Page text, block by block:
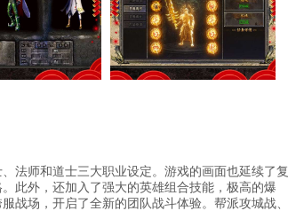
法师和道士三大职业设定。游戏的画面也延续了复
此外，还加入了强大的英雄组合技能，极高的爆
战场，开启了全新的团队战斗体验。帮派攻城战、